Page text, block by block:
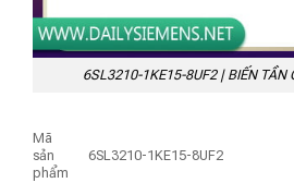
6SL3210-1KE15-8UF2 | BIẾN TẦN
Mã
sản
phẩm
6SL3210-1KE15-8UF2